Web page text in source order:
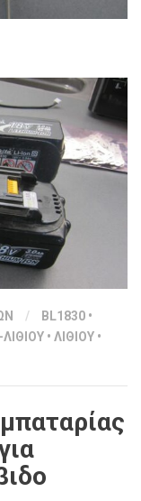
/ BL1830 •
• ΛΙΘΙΟΥ •